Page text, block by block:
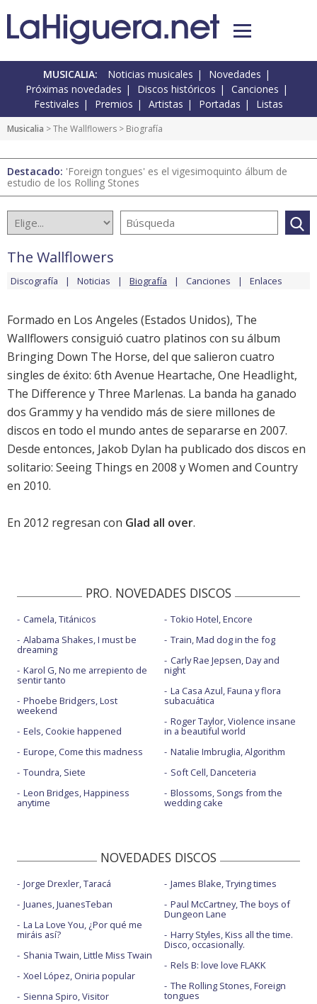
MUSICALIA: Noticias musicales
Novedades
Próximas novedades
Discos históricos
Canciones
Festivales
Premios Artistas Portadas Listas
Musicalia >The Wallflowers > Biografía
Destacado: 'Foreign tongues' es el vigesimoquinto álbum de
estudio de los Rolling Stones
The Wallflowers
Discografía Noticias Biografía Canciones Enlaces
Formado en Los Angeles (Estados Unidos), The
Wallflowers consiguió cuatro platinos con su álbum
Bringing Down The Horse, del que salieron cuatro
singles de éxito: 6th Avenue Heartache, One Headlight,
The Difference y Three Marlenas. La banda ha ganado
dos Grammy y ha vendido más de siere millones de
discos en todo el mundo antes de separarse en 2007.
Desde entonces, Jakob Dylan ha publicado dos discos en
solitario: Seeing Things en 2008 y Women and Country
en 2010.
En 2012 regresan con Glad all over.
PRO. NOVEDADES DISCOS
Camela, Titánicos
Alabama Shakes, I must be
dreaming
Karol G, No me arrepiento de
sentir tanto
Phoebe Bridgers, Lost
weekend
Eels, Cookie happened
Europe, Come this madness
Toundra, Siete
Leon Bridges, Happiness
anytime
Tokio Hotel, Encore
Train, Mad dog in the fog
Carly Rae Jepsen, Day and
night
La Casa Azul, Fauna y flora
subacuática
Roger Taylor, Violence insane
in a beautiful world
Natalie Imbruglia, Algorithm
Soft Cell, Danceteria
Blossoms, Songs from the
wedding cake
NOVEDADES DISCOS
Jorge Drexler, Taracá
Juanes, JuanesTeban
La La Love You, ¿Por qué me
miráis así?
Shania Twain, Little Miss Twain
Xoel López, Oniria popular
Sienna Spiro, Visitor
James Blake, Trying times
Paul McCartney, The boys of
Dungeon Lane
Harry Styles, Kiss all the time.
Disco, occasionally.
Rels B: love love FLAKK
The Rolling Stones, Foreign
tongues